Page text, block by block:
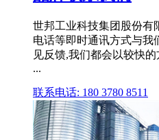
世邦工业科技集团股份有
电话等即时通讯方式与我
见反馈,我们都会以较快
...
联系电话: 180 3780 8511